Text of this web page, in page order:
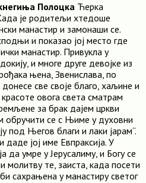
Полоцка Ћерка
је родитељи хтедоше
манастир и замонаши се.
и показао јој место где
манастир. Привукла у
и многе друге девојке из
њена, Звенислава, по
све своје благо, хаљине и
овога света сматрам
за брак дајем цркви
обручити се с Њиме у духовни
под Његов благи и лаки јарам“.
јој име Евпраксија. У
да умре у Јерусалиму, и Богу се
молитву те, заиста, када посети
сахрањена у манастиру светог